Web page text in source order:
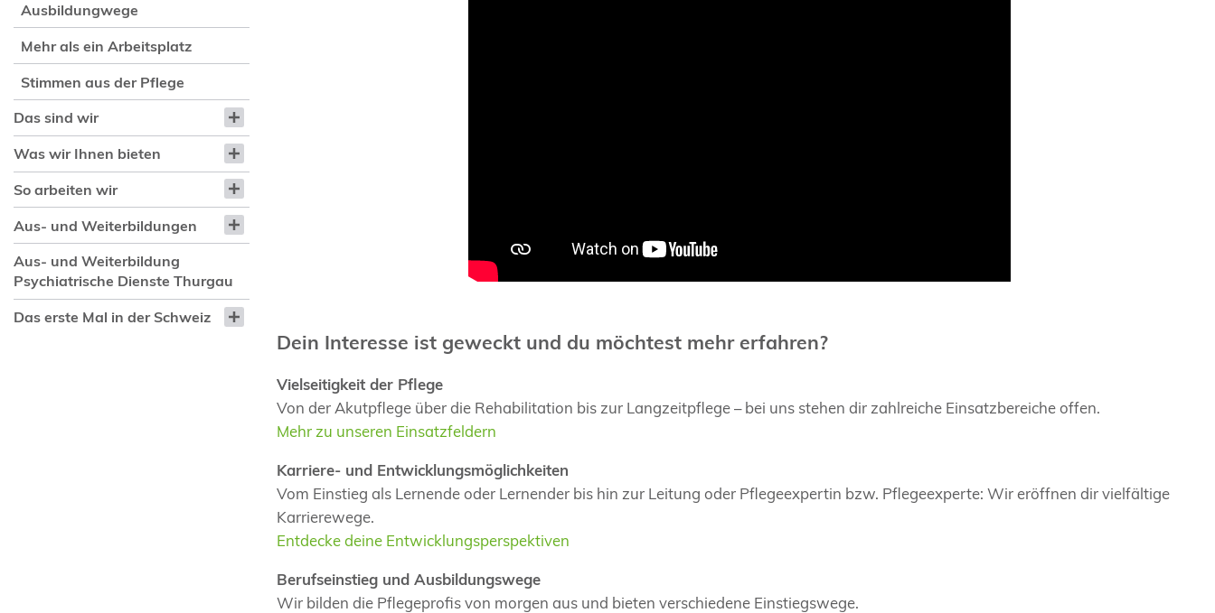
Ausbildungwege
Mehr als ein Arbeitsplatz
Stimmen aus der Pflege
Das sind wir
Was wir Ihnen bieten
So arbeiten wir
Aus- und Weiterbildungen
Aus- und Weiterbildung
Psychiatrische Dienste Thurgau
Das erste Mal in der Schweiz
Dein Interesse ist geweckt und du möchtest mehr erfahren?
Vielseitigkeit der Pflege
Von der Akutpflege über die Rehabilitation bis zur Langzeitpflege – bei uns stehen dir zahlreiche Einsatzbereiche offen.
Mehr zu unseren Einsatzfeldern
Karriere- und Entwicklungsmöglichkeiten
Vom Einstieg als Lernende oder Lernender bis hin zur Leitung oder Pflegeexpertin bzw. Pflegeexperte: Wir eröffnen dir vielfältige
Karrierewege.
Entdecke deine Entwicklungsperspektiven
Berufseinstieg und Ausbildungswege
Wir bilden die Pflegeprofis von morgen aus und bieten verschiedene Einstiegswege.